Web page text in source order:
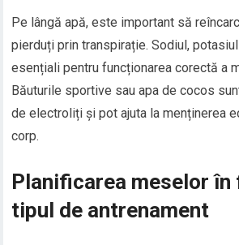
Pe lângă apă, este important să
pierduți prin transpirație. Sodiul,
esențiali pentru funcționarea corectă a
Băuturile sportive sau apa de cocos
de electroliți și pot ajuta la menținerea
corp.
Planificarea meselor în
tipul de antrenament